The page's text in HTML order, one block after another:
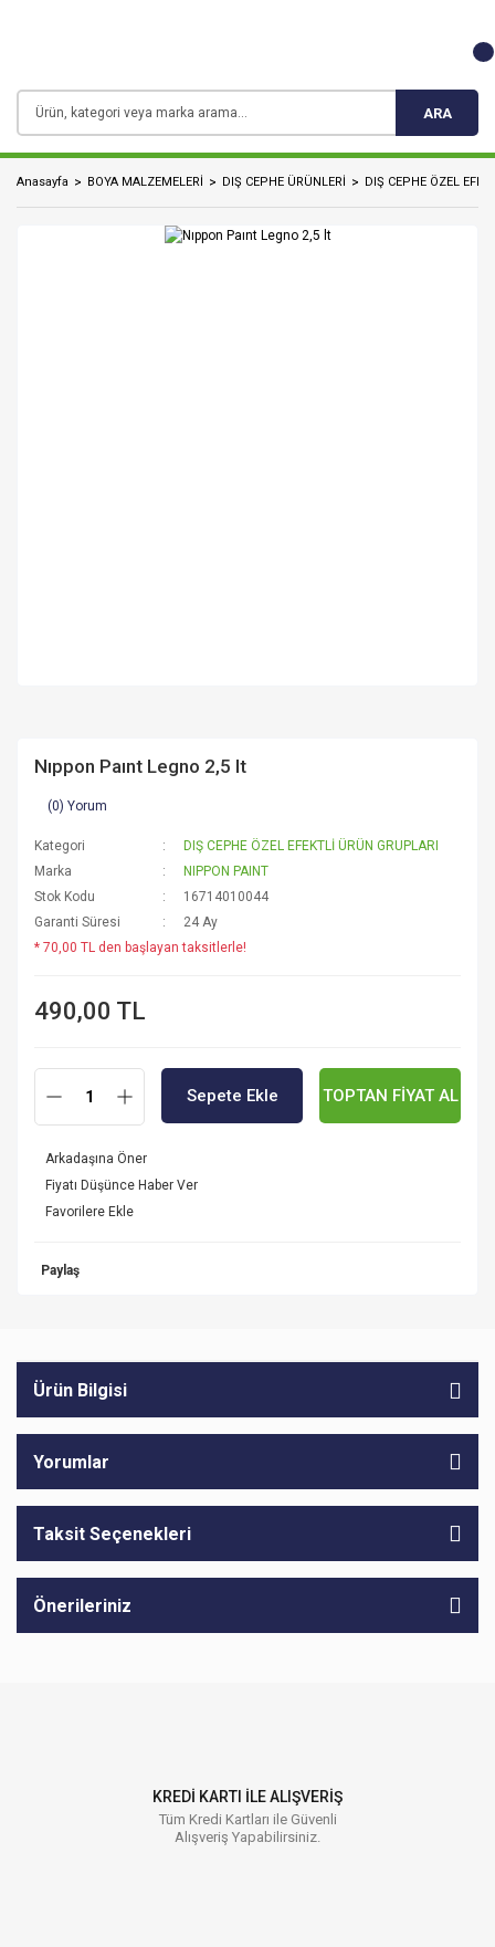
ARA
Anasayfa BOYA MALZEMELERİ DIŞ CEPHE ÜRÜNLERİ DIŞ CEPHE ÖZEL
Nıppon Paınt Legno 2,5 lt
(0) Yorum
Kategori
DIŞ CEPHE ÖZEL EFEKTLİ ÜRÜN GRUPLARI
Marka
NIPPON PAINT
Stok Kodu
16714010044
Garanti Süresi
24 Ay
* 70,00 TL den başlayan taksitlerle!
490,00 TL
Sepete Ekle TOPTAN FİYAT AL
Arkadaşına Öner
Fiyatı Düşünce Haber Ver
Paylaş
Ürün Bilgisi
Yorumlar
Taksit Seçenekleri
Önerileriniz
KREDİ KARTI İLE ALIŞVERİŞ
Tüm Kredi Kartları ile Güvenli
Alışveriş Yapabilirsiniz.